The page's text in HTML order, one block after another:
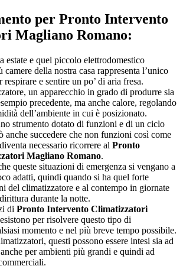
per Pronto Intervento
Magliano Romano:
estate e quel piccolo elettrodomestico
della nostra casa rappresenta l’unico
e sentire un po’ di aria fresa.
un apparecchio in grado di produrre sia
precedente, ma anche calore, regolando
dell’ambiente in cui è posizionato.
strumento dotato di funzioni e di un ciclo
anche succedere che non funzioni così come
necessario ricorrere al Pronto
Magliano Romano.
queste situazioni di emergenza si vengano a
adatti, quindi quando si ha quel forte
del climatizzatore e al contempo in giornate
durante la notte.
di Pronto Intervento Climatizzatori
esistono per risolvere questo tipo di
momento e nel più breve tempo possibile.
questi possono essere intesi sia ad
per ambienti più grandi e quindi ad